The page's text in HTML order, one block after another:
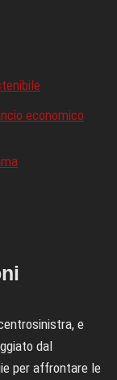
economico
e
dal
per affrontare le